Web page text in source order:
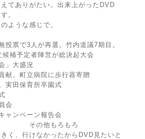
てありがたい。出来上がったDVD
。
ような感じで。
投票で3人が再選。竹内道議7期目。
補予定者陣営が総決起大会
」大盛況
献。町立病院に歩行器寄贈
実田保育所卒園式
会
ャンペーン報告会
ろもろ
く、行けなかったからDVD見たいと